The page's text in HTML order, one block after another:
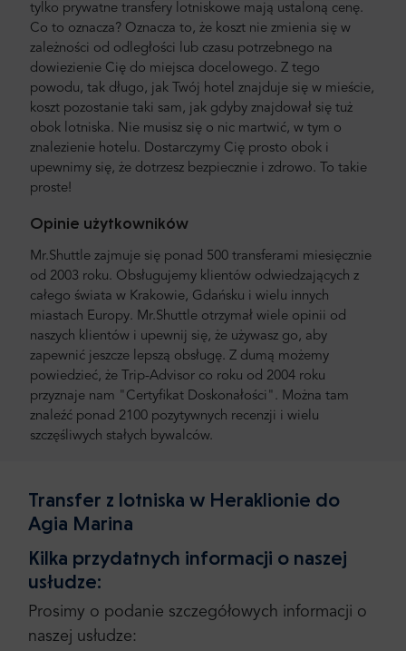
tylko prywatne transfery lotniskowe mają ustaloną cenę.
Co to oznacza? Oznacza to, że koszt nie zmienia się w
zależności od odległości lub czasu potrzebnego na
dowiezienie Cię do miejsca docelowego. Z tego
powodu, tak długo, jak Twój hotel znajduje się w mieście,
koszt pozostanie taki sam, jak gdyby znajdował się tuż
obok lotniska. Nie musisz się o nic martwić, w tym o
znalezienie hotelu. Dostarczymy Cię prosto obok i
upewnimy się, że dotrzesz bezpiecznie i zdrowo. To takie
proste!
Opinie użytkowników
Mr.Shuttle zajmuje się ponad 500 transferami miesięcznie
od 2003 roku. Obsługujemy klientów odwiedzających z
całego świata w Krakowie, Gdańsku i wielu innych
miastach Europy. Mr.Shuttle otrzymał wiele opinii od
naszych klientów i upewnij się, że używasz go, aby
zapewnić jeszcze lepszą obsługę. Z dumą możemy
powiedzieć, że Trip-Advisor co roku od 2004 roku
przyznaje nam "Certyfikat Doskonałości". Można tam
znaleźć ponad 2100 pozytywnych recenzji i wielu
szczęśliwych stałych bywalców.
Transfer z lotniska w Heraklionie do
Agia Marina
Kilka przydatnych informacji o naszej
usłudze:
Prosimy o podanie szczegółowych informacji o
naszej usłudze: